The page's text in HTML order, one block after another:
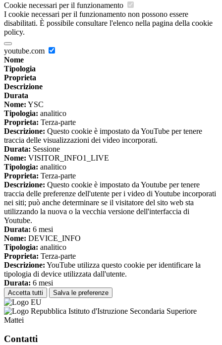
Cookie necessari per il funzionamento
I cookie necessari per il funzionamento non possono essere
disabilitati. È possibile consultare l'elenco nella pagina della cookie
policy.
youtube.com
Nome
Tipologia
Proprieta
Descrizione
Durata
Nome: YSC
Tipologia: analitico
Proprieta: Terza-parte
Descrizione: Questo cookie è impostato da YouTube per tenere
traccia delle visualizzazioni dei video incorporati.
Durata: Sessione
Nome: VISITOR_INFO1_LIVE
Tipologia: analitico
Proprieta: Terza-parte
Descrizione: Questo cookie è impostato da Youtube per tenere
traccia delle preferenze dell'utente per i video di Youtube incorporati
nei siti; può anche determinare se il visitatore del sito web sta
utilizzando la nuova o la vecchia versione dell'interfaccia di
Youtube.
Durata: 6 mesi
Nome: DEVICE_INFO
Tipologia: analitico
Proprieta: Terza-parte
Descrizione: YouTube utilizza questo cookie per identificare la
tipologia di device utilizzata dall'utente.
Durata: 6 mesi
Accetta tutti Salva le preferenze
Istituto d'Istruzione Secondaria Superiore
Mattei
Contatti